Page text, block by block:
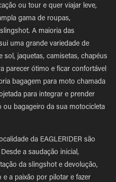
ou tour e quer viajar leve,
gama de roupas,
A maioria das
uma grande variedade de
sol, jaquetas, camisetas, chapéus
parecer ótimo e ficar confortável
bagagem para moto chamada
para integrar e prender
bagageiro da sua motocicleta
da EAGLERIDER são
a saudação inicial,
da slingshot e devolução,
a paixão por pilotar e fazer